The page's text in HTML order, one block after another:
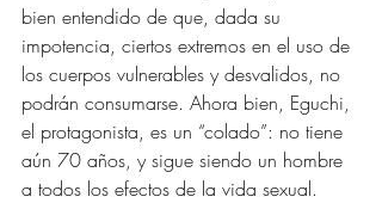
bien entendido de que, dada su
impotencia, ciertos extremos en el uso de
los cuerpos vulnerables y desvalidos, no
podrán consumarse. Ahora bien, Eguchi,
el protagonista, es un “colado”: no tiene
aún 70 años, y sigue siendo un hombre
a todos los efectos de la vida sexual.